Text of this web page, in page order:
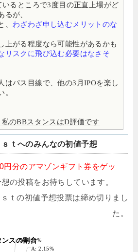
いるところで3度目の正直上場がど
るが、
、 わざわざ申し込むメリットのな
上がる程度なら可能性があるかも
リスクに飛び込む必要はなさそ
はパス目線で、他の3月IPOを楽し
。
のBBスタンスはD評価です
ｔへのみんなの初値予想
円分のアマゾンギフト券をゲッ
の投稿をお待ちしています。
ｔの初値予想投票は締め切りまし
た。
S: 4.30%
A: 2.15%
ンスの割合